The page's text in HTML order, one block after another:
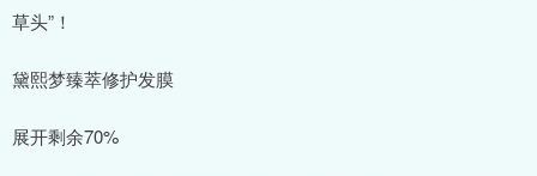
草头”！
黛熙梦臻萃修护发膜
展开剩余70%